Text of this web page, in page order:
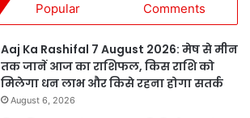
Popular Comments
Aaj Ka Rashifal 7 August 2026: मेष से मीन
तक जानें आज का राशिफल, किस राशि को
मिलेगा धन लाभ और किसे रहना होगा सतर्क
August 6, 2026